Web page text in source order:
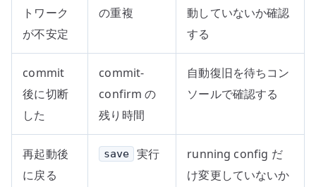
トワーク
が不安定
の重複
動していないか確認
する
commit
後に切断
した
commit-
confirm の
残り時間
自動復旧を待ちコン
ソールで確認する
再起動後
に戻る
save 実行
running config だ
け変更していないか